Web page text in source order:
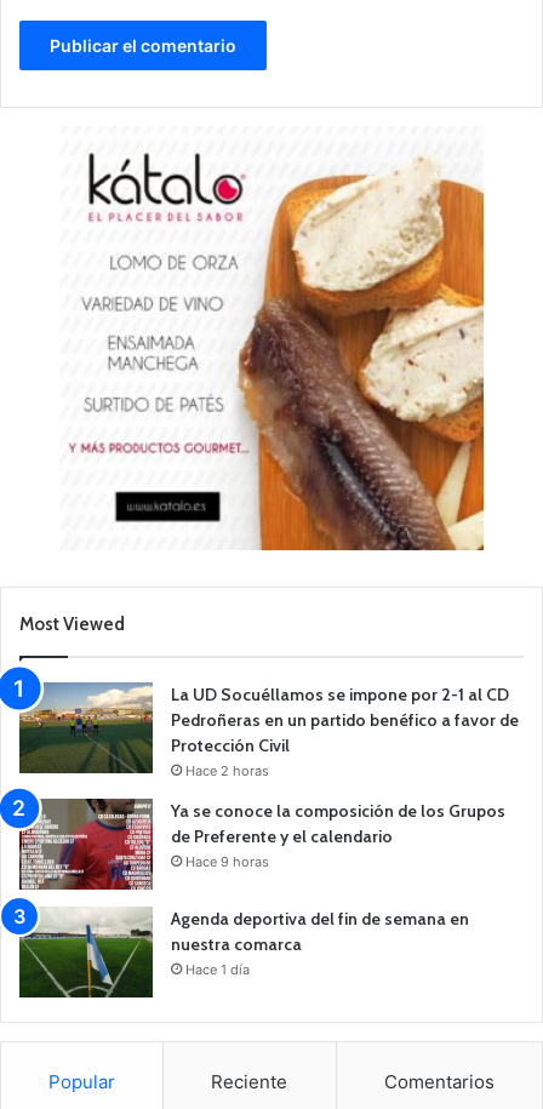
Most Viewed
La UD Socuéllamos se impone por 2-1 al CD
Pedroñeras en un partido benéfico a favor de
Protección Civil
Hace 2 horas
Ya se conoce la composición de los Grupos
de Preferente y el calendario
Hace 9 horas
Agenda deportiva del fin de semana en
nuestra comarca
Hace 1 día
Popular Reciente Comentarios